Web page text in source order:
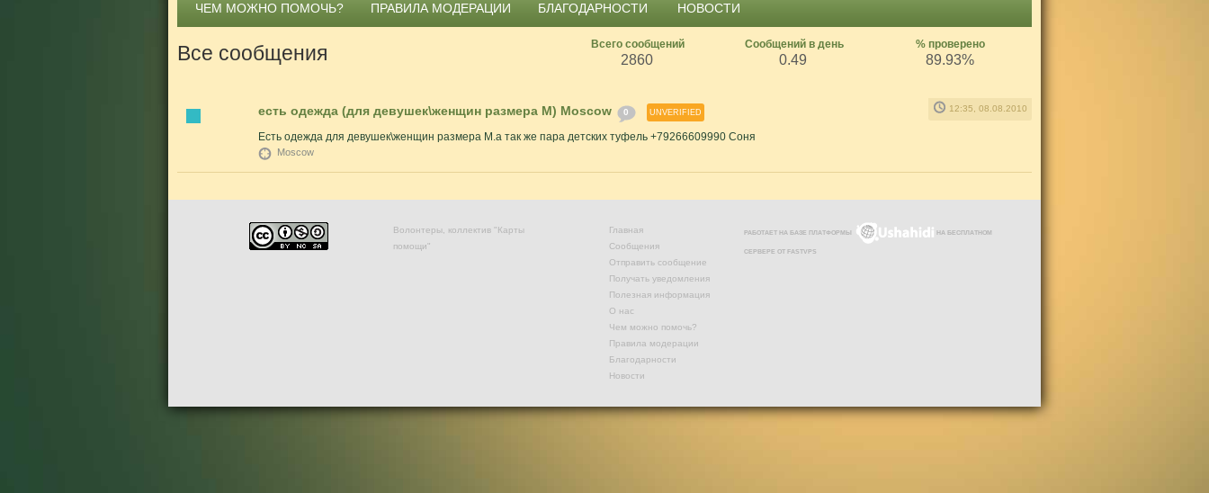
ЧЕМ МОЖНО ПОМОЧЬ?
ПРАВИЛА МОДЕРАЦИИ БЛАГОДАРНОСТИ НОВОСТИ
Всего сообщений Сообщений в день % проверено
2860 0.49 89.93%
Все сообщения
есть одежда (для девушек\женщин размера М) Moscow 0 UNVERIFIED 12:35, 08.08.2010
Есть одежда для девушек\женщин размера М.а так же пара детских туфель +79266609990 Соня
Moscow
Волонтеры, коллектив "Карты
помощи"
Главная
Сообщения
Отправить сообщение
Получать уведомления
Полезная информация
О нас
Чем можно помочь?
Правила модерации
Благодарности
Новости
РАБОТАЕТ НА БАЗЕ ПЛАТФОРМЫ НА БЕСПЛАТНОМ
СЕРВЕРЕ ОТ FASTVPS